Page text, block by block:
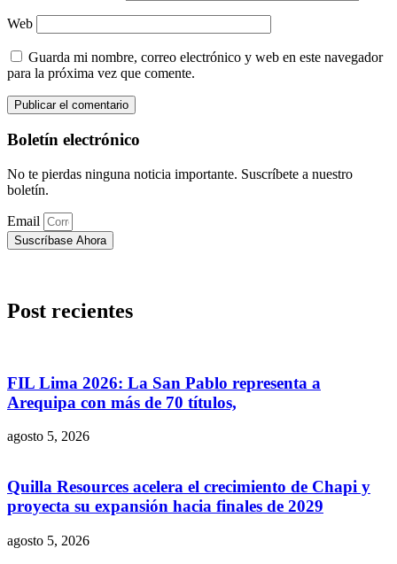
Web
Guarda mi nombre, correo electrónico y web en este navegador
para la próxima vez que comente.
Boletín electrónico
No te pierdas ninguna noticia importante. Suscríbete a nuestro
boletín.
Email
Suscríbase Ahora
Post recientes
FIL Lima 2026: La San Pablo representa a
Arequipa con más de 70 títulos,
agosto 5, 2026
Quilla Resources acelera el crecimiento de Chapi y
proyecta su expansión hacia finales de 2029
agosto 5, 2026